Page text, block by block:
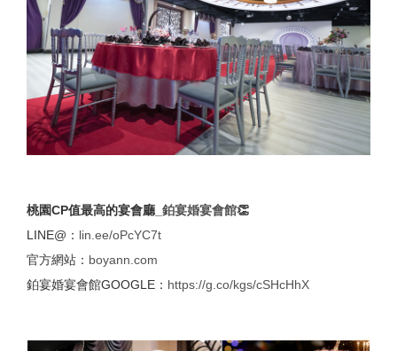
桃園CP值最高的宴會廳_ 鉑宴婚宴會館👏
LINE@： lin.ee/oPcYC7t
官方網站： boyann.com
鉑宴婚宴會館GOOGLE： https://g.co/kgs/cSHcHhX